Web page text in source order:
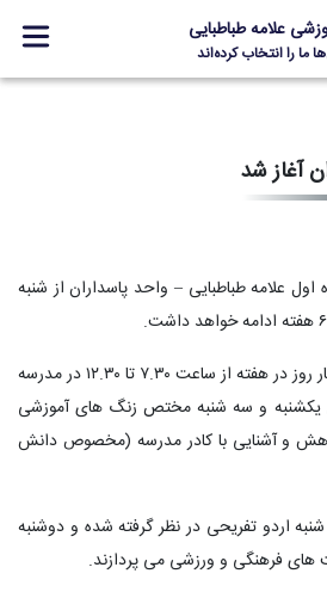
علامه طباطبایی
ما را انتخاب کرده‌اند
Designed and Developed by
آغاز شد
اول علامه طباطبایی – واحد پاسداران از شنبه
دانش آموزان همه پایه ها چهار روز در هفته از ساعت ۷.۳۰ تا ۱۲.۳۰ در مدرسه
یکشنبه و سه شنبه مختص زنگ های آموزشی
و آشنایی با کادر مدرسه (مخصوص دانش
اردو تفریحی در نظر گرفته شده و دوشنبه
های فرهنگی و ورزشی می پردازند.